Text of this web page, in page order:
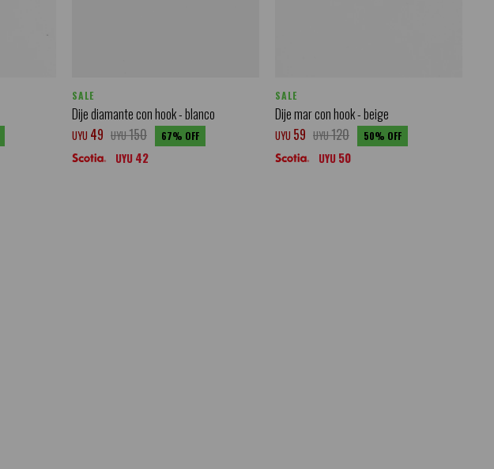
SALE
Dije diamante con hook - blanco
UYU 49 UYU150 67
UYU 42
SALE
Dije mar con hook - beige
UYU 59 UYU120 50
UYU 50